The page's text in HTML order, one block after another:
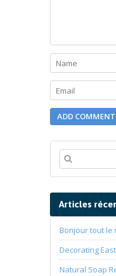
Articles
Bonjour tout le
Decorating
Natural Soap